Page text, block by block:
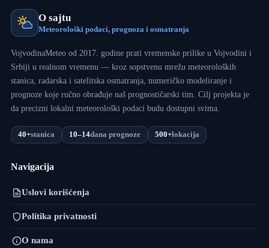
O sajtu
Meteorološki podaci, prognoza i osmatranja
VojvodinaMeteo od 2017. godine prati vremenske prilike u Vojvodini i
Srbiji u realnom vremenu — kroz sopstvenu mrežu meteoroloških
stanica, radarska i satelitska osmatranja, numeričko modeliranje i
prognoze koje ručno obrađuje naš prognostičarski tim. Cilj projekta je
da precizni lokalni meteorološki podaci budu dostupni svima.
40+stanica 10–14dana prognoze 500+lokacija
Navigacija
Uslovi korišćenja
Politika privatnosti
O nama